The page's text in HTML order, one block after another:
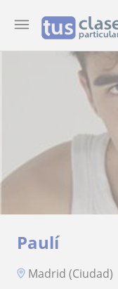
Paulí
Madrid (Ciudad)